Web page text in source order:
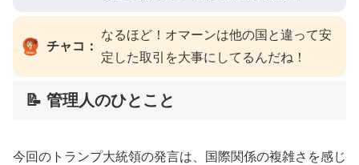
チャコ：
なるほど！オマーンは他の国と違って安
定した取引を大事にしてるんだね！
📝 管理人のひとこと
今回のトランプ大統領の発言は、国際関係の複雑さを感じ